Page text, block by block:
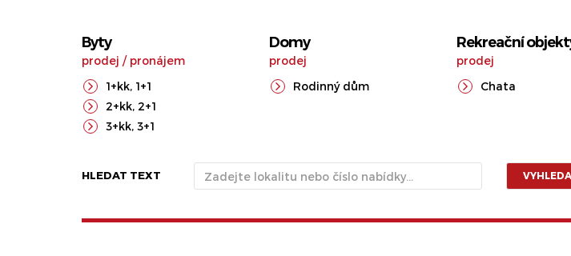
Byty
prodej / pronájem
1+kk, 1+1
2+kk, 2+1
3+kk, 3+1
Domy
prodej
Rodinný dům
Rekreační
prodej
Chata
HLEDAT TEXT